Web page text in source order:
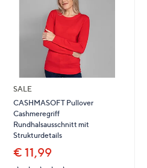
SALE
CASHMASOFT Pullover
Cashmeregriff
Rundhalsausschnitt mit
Strukturdetails
€ 11,99